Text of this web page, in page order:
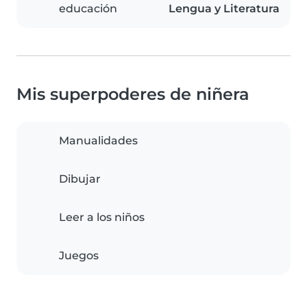
educación
Lengua y Literatura
Mis superpoderes de niñera
Manualidades
Dibujar
Leer a los niños
Juegos